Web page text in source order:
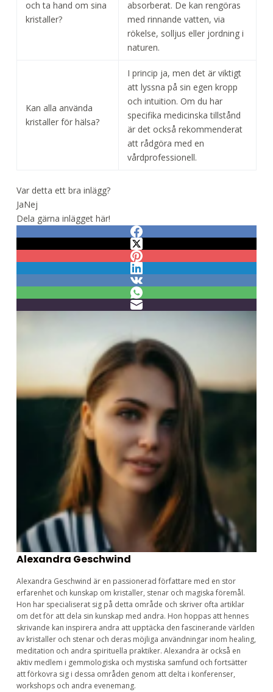
och ta hand om sina
kristaller?
absorberat. De kan rengöras
med rinnande vatten, via
rökelse, solljus eller jordning i
naturen.
Kan alla använda
kristaller för hälsa?
I princip ja, men det är viktigt
att lyssna på sin egen kropp
och intuition. Om du har
specifika medicinska tillstånd
är det också rekommenderat
att rådgöra med en
vårdprofessionell.
Var detta ett bra inlägg?
JaNej
Dela gärna inlägget här!
Alexandra Geschwind
Alexandra Geschwind är en passionerad författare med en stor
erfarenhet och kunskap om kristaller, stenar och magiska föremål.
Hon har specialiserat sig på detta område och skriver ofta artiklar
om det för att dela sin kunskap med andra. Hon hoppas att hennes
skrivande kan inspirera andra att upptäcka den fascinerande världen
av kristaller och stenar och deras möjliga användningar inom healing,
meditation och andra spirituella praktiker. Alexandra är också en
aktiv medlem i gemmologiska och mystiska samfund och fortsätter
att förkovra sig i dessa områden genom att delta i konferenser,
workshops och andra evenemang.